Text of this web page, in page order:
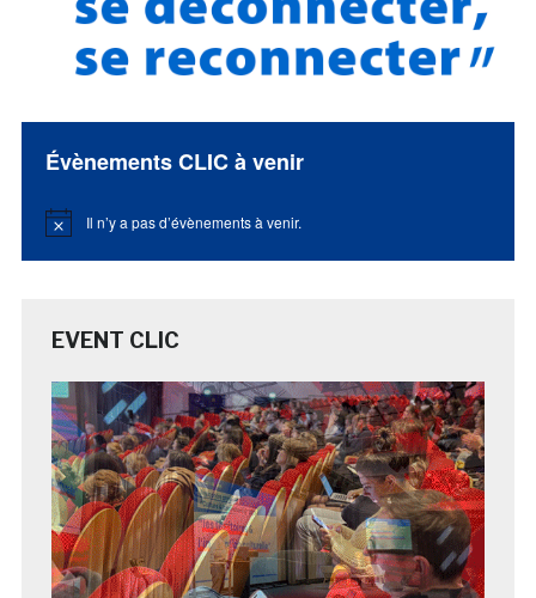
Évènements CLIC à venir
Notice Il n’y a pas d’évènements à venir.
EVENT CLIC